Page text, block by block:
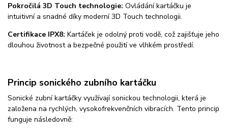
Pokročilá 3D Touch technologie: Ovládání kartáčku je
intuitivní a snadné díky moderní 3D Touch technologii.
Certifikace IPX8: Kartáček je odolný proti vodě, což zajišťuje jeho
dlouhou životnost a bezpečné použití ve vlhkém prostředí.
Princip sonického zubního kartáčku
Sonické zubní kartáčky využívají sonickou technologii, která je
založena na rychlých, vysokofrekvenčních vibracích. Tento princip
funguje následovně: